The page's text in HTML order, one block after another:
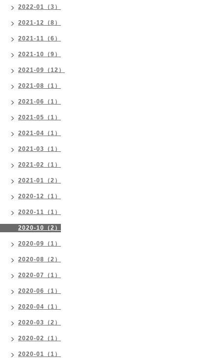
2022-01（3）
2021-12（8）
2021-11（6）
2021-10（9）
2021-09（12）
2021-08（1）
2021-06（1）
2021-05（1）
2021-04（1）
2021-03（1）
2021-02（1）
2021-01（2）
2020-12（1）
2020-11（1）
2020-10（2）
2020-09（1）
2020-08（2）
2020-07（1）
2020-06（1）
2020-04（1）
2020-03（2）
2020-02（1）
2020-01（1）